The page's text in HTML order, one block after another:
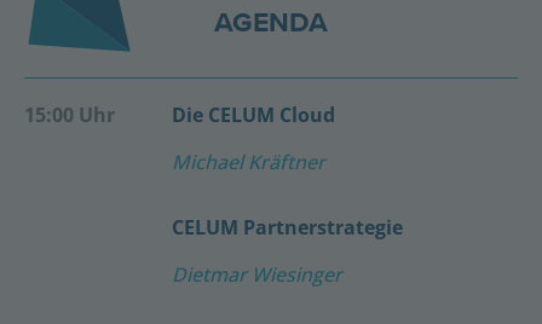
AGENDA
15:00 Uhr
Die CELUM Cloud
Michael Kräftner
CELUM Partnerstrategie
Dietmar Wiesinger